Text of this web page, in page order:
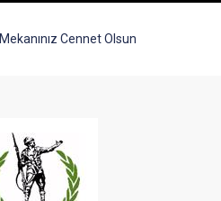
Mekanınız Cennet Olsun